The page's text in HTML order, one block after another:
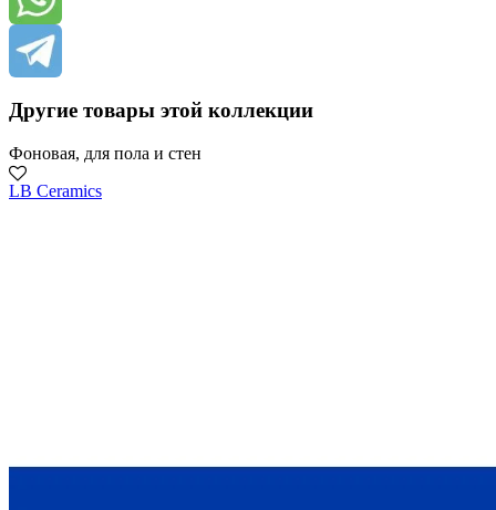
Другие товары этой коллекции
Фоновая, для пола и стен
LB Ceramics